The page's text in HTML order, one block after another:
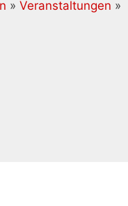
» Veranstaltungen »